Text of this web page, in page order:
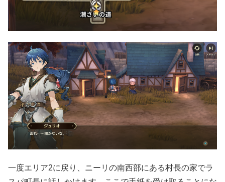
一度エリア2に戻り、ニーリの南西部にある村長の家でラ